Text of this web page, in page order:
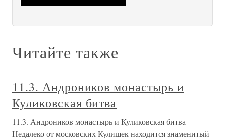
Читайте также
11.3. Андроников монастырь и
Куликовская битва
11.3. Андроников монастырь и Куликовская битва
Недалеко от московских Кулишек находится знаменитый